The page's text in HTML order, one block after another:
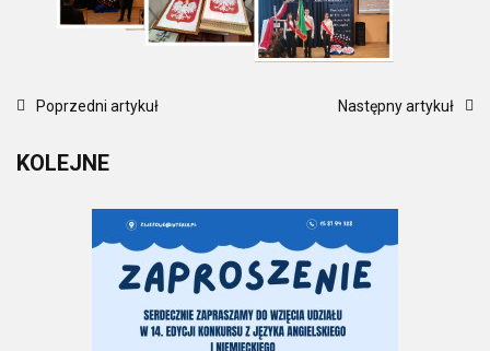
Poprzedni artykuł Następny artykuł
KOLEJNE